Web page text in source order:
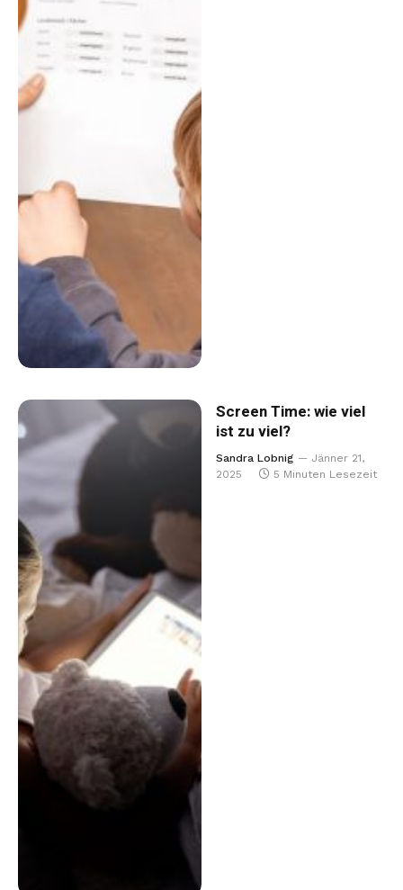
Screen Time: wie viel
ist zu viel?
Sandra Lobnig
Jänner 21,
2025
5 Minuten Lesezeit